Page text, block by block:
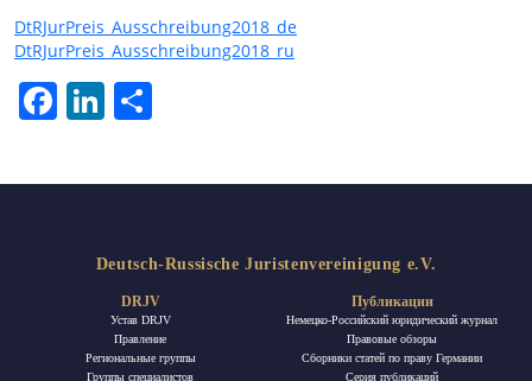
DtRJurPreis_Ausschreibung2018_de
DtRJurPreis_Ausschreibung2018_ru
FacebookLinkedIn
Deutsch-Russische Juristenvereinigung e.V.
DRJV
Устав DRJV
Правление
Региональные группы
Группы специалистов
Публикации
Немецко-Российский юридический журнал
Правовые обзоры
Сборники статей по праву Германии
Ceрия публикаций